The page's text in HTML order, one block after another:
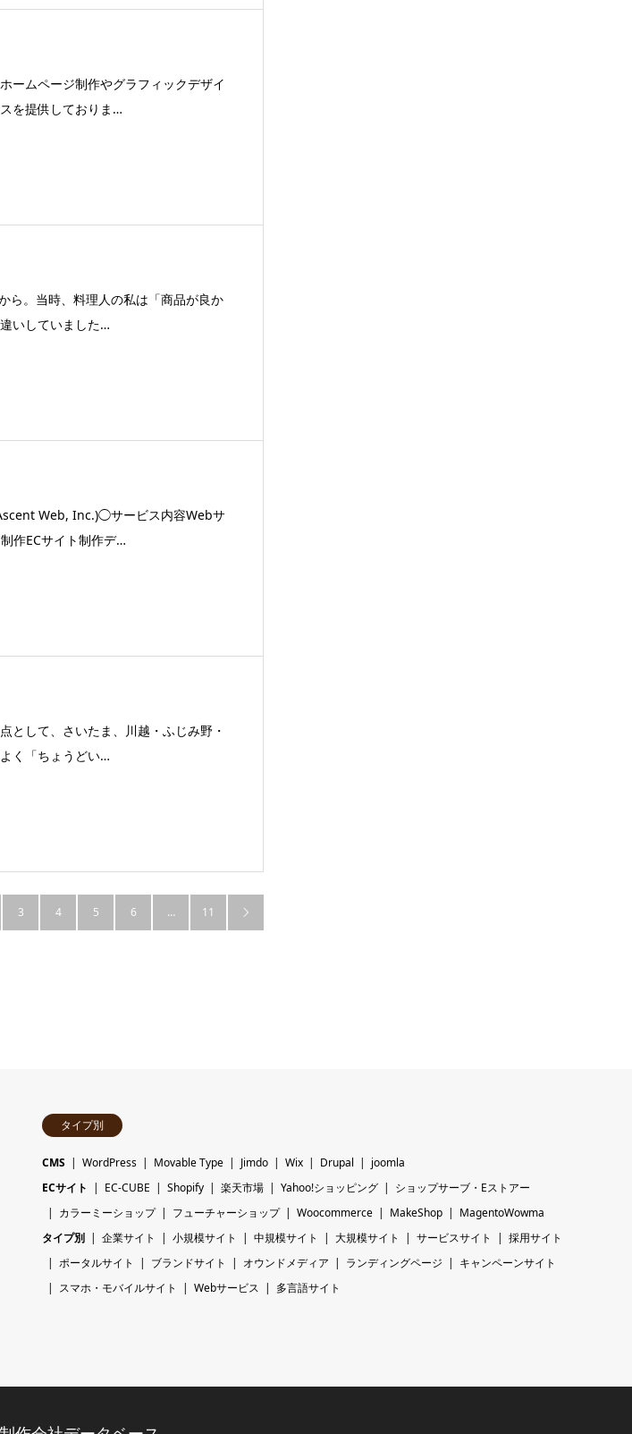
ームページ制作やグラフィックデザイ
を提供しておりま…
ら。当時、料理人の私は「商品が良か
いしていました…
Web, Inc.)◯サービス内容Webサ
作ECサイト制作デ…
として、さいたま、川越・ふじみ野・
く「ちょうどい…
3 4 5 6 … 11 
タイプ別
CMS WordPress Movable Type Jimdo Wix Drupal
joomla
ECサイト
EC-CUBE Shopify 楽天市場 Yahoo!ショッピング
ショップサーブ・Eストアー
カラーミーショップ
フューチャーショップ Woocommerce MakeShop
MagentoWowma
タイプ別
企業サイト 小規模サイト 中規模サイト 大規模サイト サービスサイト
採用サイト
ポータルサイト
ブランドサイト オウンドメディア ランディングページ
キャンペーンサイト
スマホ・モバイルサイト
Webサービス 多言語サイト